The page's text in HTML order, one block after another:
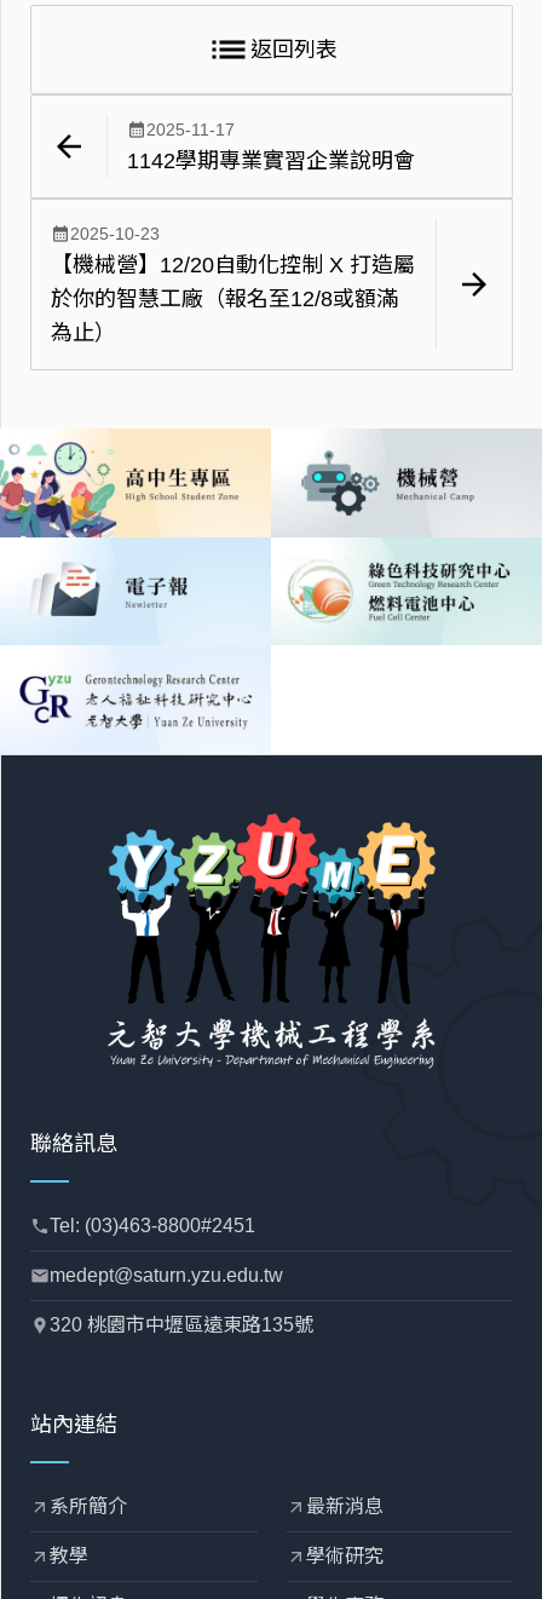
arrow_back calendar_month2025-11-17
1142學期專業實習企業說明會
list 返回列表
arrow_forward
calendar_month2025-10-23
【機械營】12/20自動化控制 X 打造屬
於你的智慧工廠（報名至12/8或額滿
為止）
聯絡訊息
phoneTel: (03)463-8800#2451
mailmedept@saturn.yzu.edu.tw
location_pin320 桃園市中壢區遠東路135號
站內連結
arrow_outward 系所簡介 arrow_outward 最新消息
arrow_outward 教學 arrow_outward 學術研究